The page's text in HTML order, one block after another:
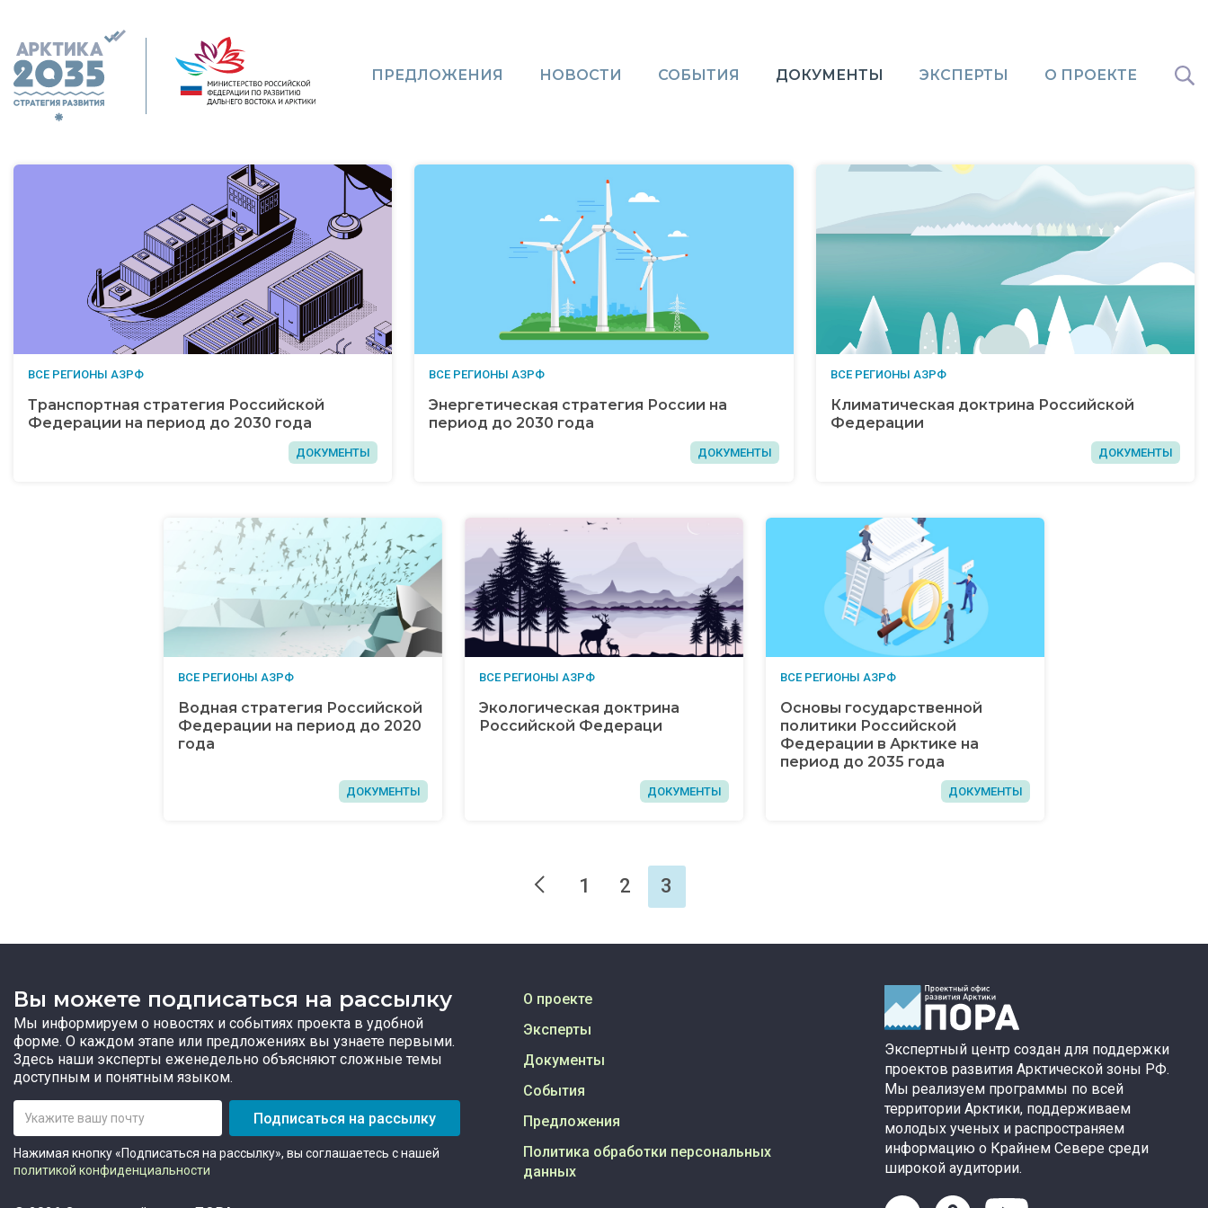
ПРЕДЛОЖЕНИЯ НОВОСТИ СОБЫТИЯ ДОКУМЕНТЫ ЭКСПЕРТЫ О ПРОЕКТЕ
ВСЕ РЕГИОНЫ АЗРФ
Транспортная стратегия Российской
Федерации на период до 2030 года
ДОКУМЕНТЫ
ВСЕ РЕГИОНЫ АЗРФ
Энергетическая стратегия России на
период до 2030 года
ДОКУМЕНТЫ
ВСЕ РЕГИОНЫ АЗРФ
Климатическая доктрина Российской
Федерации
ДОКУМЕНТЫ
ВСЕ РЕГИОНЫ АЗРФ
Водная стратегия Российской
Федерации на период до 2020
года
ДОКУМЕНТЫ
ВСЕ РЕГИОНЫ АЗРФ
Экологическая доктрина
Российской Федераци
ДОКУМЕНТЫ
ВСЕ РЕГИОНЫ АЗРФ
Основы государственной
политики Российской
Федерации в Арктике на
период до 2035 года
ДОКУМЕНТЫ
1 2 3
Вы можете подписаться на рассылку
Мы информируем о новостях и событиях проекта в удобной
форме. О каждом этапе или предложениях вы узнаете первыми.
Здесь наши эксперты еженедельно объясняют сложные темы
доступным и понятным языком.
Подписаться на рассылку
Нажимая кнопку «Подписаться на рассылку», вы соглашаетесь с нашей
политикой конфиденциальности
О проекте
Эксперты
Документы
События
Предложения
Политика обработки персональных
данных
Экспертный центр создан для поддержки
проектов развития Арктической зоны РФ.
Мы реализуем программы по всей
территории Арктики, поддерживаем
молодых ученых и распространяем
информацию о Крайнем Севере среди
широкой аудитории.